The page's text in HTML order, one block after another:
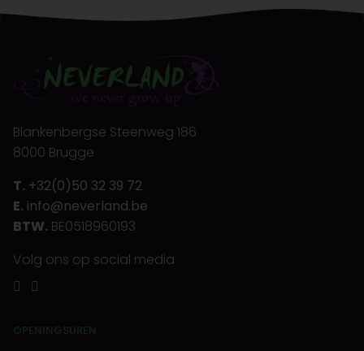
Blankenbergse Steenweg 186
8000 Brugge
T. +32(0)50 32 39 72
E. info@neverland.be
BTW. BE0518960193
Volg ons op social media
OPENINGSUREN